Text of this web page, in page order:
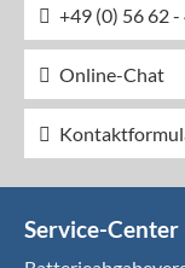
+49 (0) 56 62
Online-Chat
Service-Center